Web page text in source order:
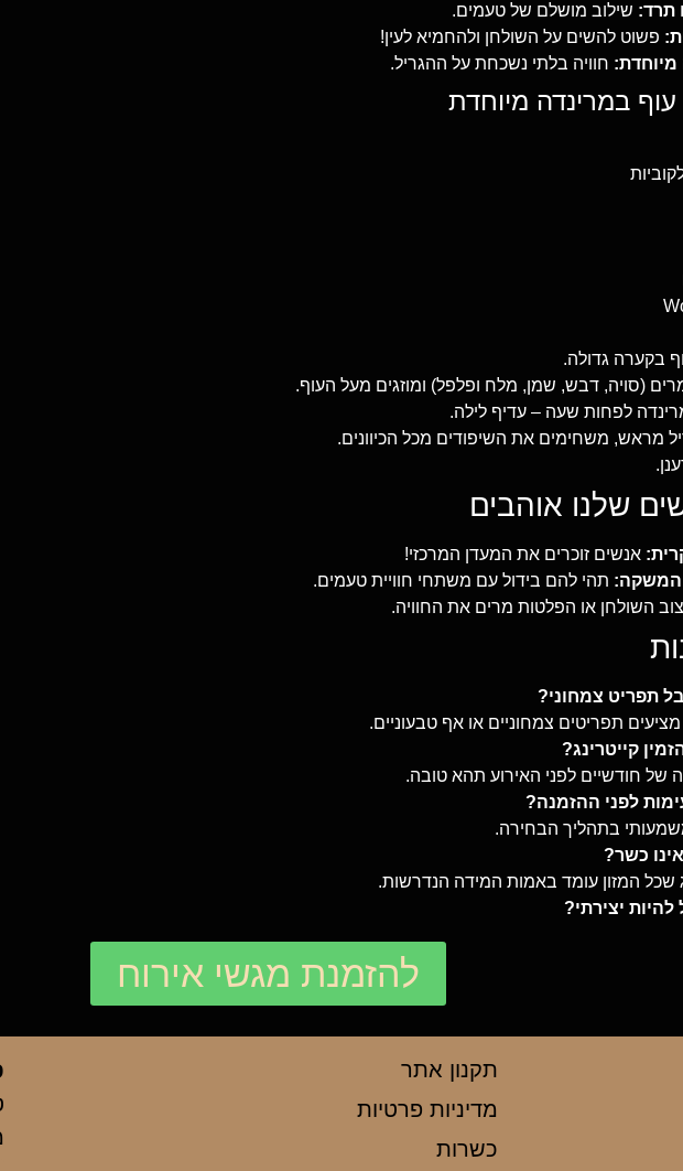
תרד: שילוב מושלם של טעמים.
פשוט להשים על השולחן ולהחמיא לעין!
מיוחדת: חוויה בלתי נשכחת על ההגריל.
בקערה גדולה.
(סויה, דבש, שמן, מלח ופלפל) ומוזגים מעל העוף.
לפחות שעה – עדיף לילה.
מראש, משחימים את השיפודים מכל הכיוונים.
אנשים זוכרים את המעדן המרכזי!
המשקה: תהי להם בידול עם משתחי חוויית טעמים.
השולחן או הפלטות מרים את החוויה.
תפריט צמחוני?
תפריטים צמחוניים או אף טבעוניים.
קייטרינג?
של חודשיים לפני האירוע תהא טובה.
לפני ההזמנה?
בתהליך הבחירה.
כשר?
שכל המזון עומד באמות המידה הנדרשות.
יצירתי?
להזמנת מגשי אירוח
תקנון אתר
מדיניות פרטיות
כשרות